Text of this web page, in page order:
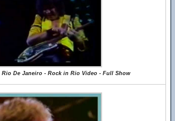
Rio De Janeiro - Rock in Rio Video - Full Show